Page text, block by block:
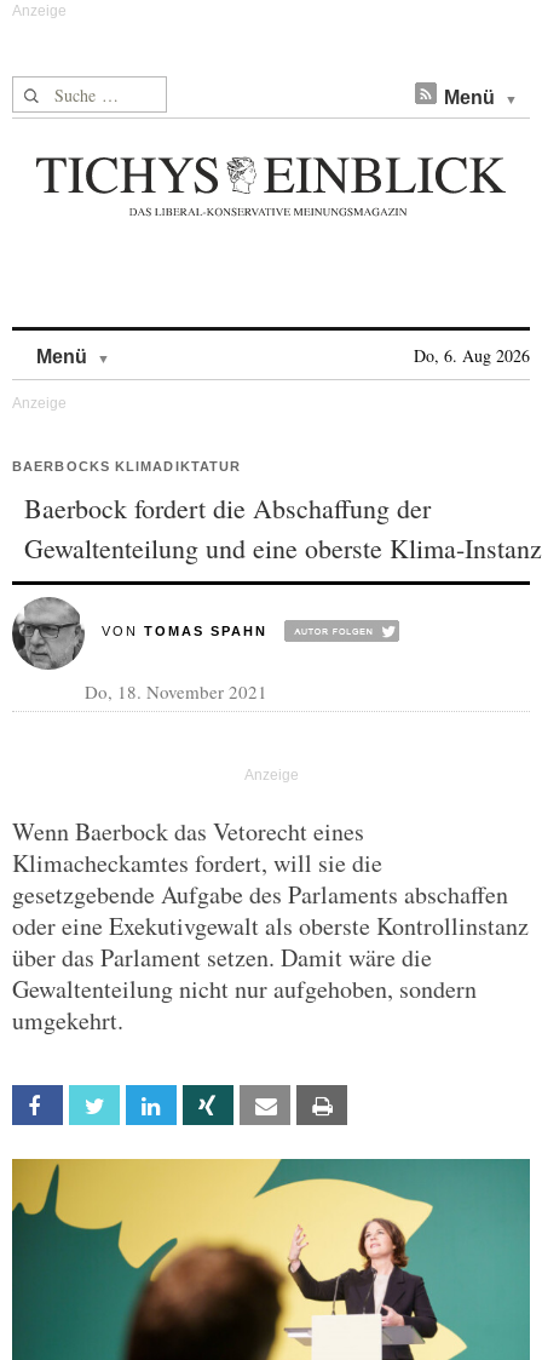
Suche nach: Menü
Menü Do, 6. Aug 2026
BAERBOCKS KLIMADIKTATUR
Baerbock fordert die Abschaffung der
Gewaltenteilung und eine oberste Klima-Instanz
VON TOMAS SPAHN
Do, 18. November 2021
Wenn Baerbock das Vetorecht eines
Klimacheckamtes fordert, will sie die
gesetzgebende Aufgabe des Parlaments abschaffen
oder eine Exekutivgewalt als oberste Kontrollinstanz
über das Parlament setzen. Damit wäre die
Gewaltenteilung nicht nur aufgehoben, sondern
umgekehrt.
Facebook Twitter Linkedin Xing Email